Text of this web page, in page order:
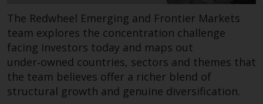
Derivative Instrumente können
mit einem hohen Risiko
verbunden sein. Unterschiedliche
Arten von Fonds oder Anlagen
weisen unterschiedliche
Risikograde auf.
The Redwheel Emerging and Frontier Markets
team explores the concentration challenge
facing investors today and maps out
under‑owned countries, sectors and themes that
the team believes offer a richer blend of
structural growth and genuine diversification.